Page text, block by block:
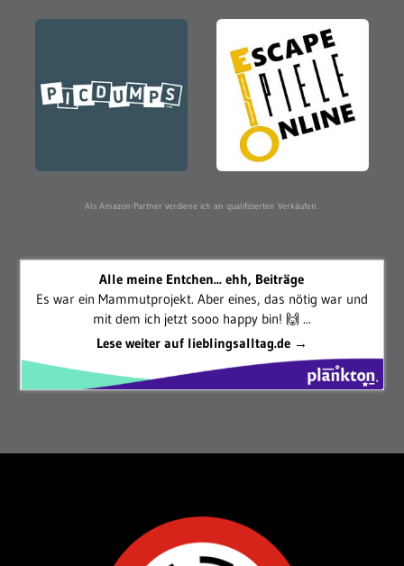
Als Amazon-Partner verdiene ich an qualifizierten Verkäufen.
Alle meine Entchen... ehh, Beiträge
Es war ein Mammutprojekt. Aber eines, das nötig war und
mit dem ich jetzt sooo happy bin! 🙌 ...
Lese weiter auf lieblingsalltag.de →